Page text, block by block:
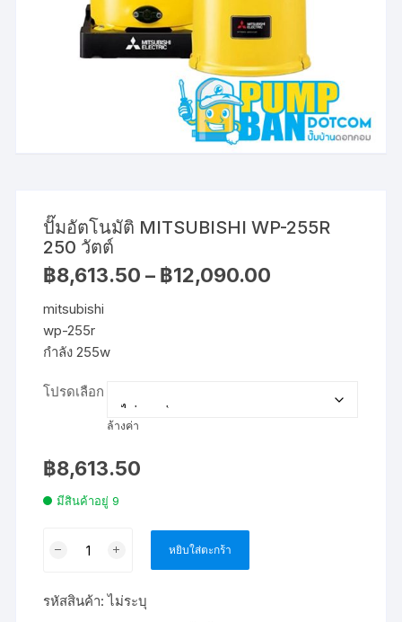
ปั๊มอัตโนมัติ MITSUBISHI WP-255R
250 วัตต์
฿8,613.50 – ฿12,090.00
mitsubishi
wp-255r
กำลัง 255w
โปรดเลือก
ล้างค่า
฿8,613.50
มีสินค้าอยู่ 9
MITSUBISHI
หยิบใส่ตะกร้า
รหัสสินค้า:ไม่ระบุ